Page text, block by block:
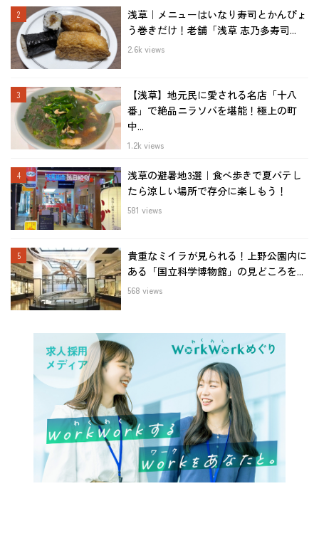
浅草｜メニューはいなり寿司とかんぴょ
う巻きだけ！老舗「浅草 志乃多寿司...
2.6k views
【浅草】地元民に愛される名店「十八
番」で絶品ニラソバを堪能！極上の町
中...
1.2k views
浅草の避暑地3選｜食べ歩きで夏バテし
たら涼しい場所で存分に楽しもう！
581 views
貴重なミイラが見られる！上野公園内に
ある「国立科学博物館」の見どころを...
568 views